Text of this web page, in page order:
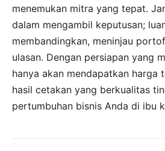
menemukan mitra yang tepat.
dalam mengambil keputusan;
membandingkan, meninjau
ulasan. Dengan persiapan yang
hanya akan mendapatkan harga
hasil cetakan yang berkualitas
pertumbuhan bisnis Anda di ibu